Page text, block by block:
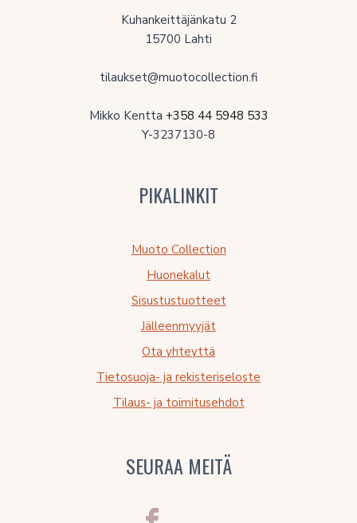
Kuhankeittäjänkatu 2
15700 Lahti
tilaukset@muotocollection.fi
Mikko Kentta +358 44 5948 533
Y-3237130-8
PIKALINKIT
Muoto Collection
Huonekalut
Sisustustuotteet
Jälleenmyyjät
Ota yhteyttä
Tietosuoja- ja rekisteriseloste
Tilaus- ja toimitusehdot
SEURAA MEITÄ